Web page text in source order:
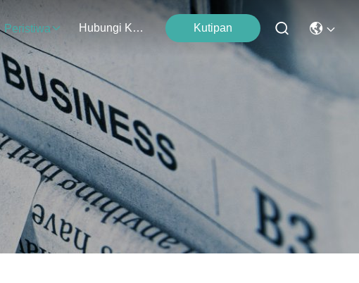
Peristiwa Hubungi Kami Kutipan